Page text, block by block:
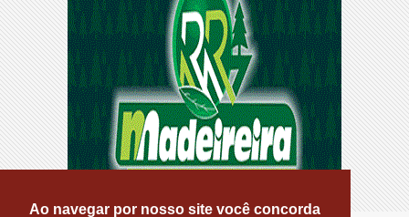
Ao navegar por nosso site você concorda